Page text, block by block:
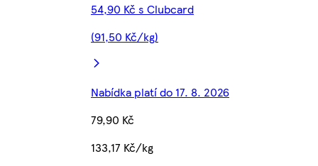
54,90 Kč s Clubcard
(91,50 Kč/kg)
Nabídka platí do 17. 8. 2026
79,90 Kč
133,17 Kč/kg